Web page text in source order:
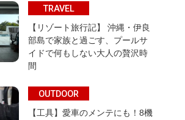
TRAVEL
【リゾート旅行記】 沖縄・伊良
部島で家族と過ごす、プールサ
イドで何もしない大人の贅沢時
間
OUTDOOR
【工具】愛車のメンテにも！8機